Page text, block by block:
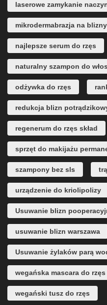
laserowe zamykanie
mikrodermabrazja na blizny
najlepsze serum do rzęs
naturalny szampon do
odżywka do rzęs
redukcja blizn
regenerum do rzęs skład
sprzęt do makijażu
szampony bez sls
urządzenie do kriolipolizy
Usuwanie blizn
usuwanie blizn warszawa
Usuwanie żylaków parą
wegańska mascara do rzęs
wegański tusz do rzęs